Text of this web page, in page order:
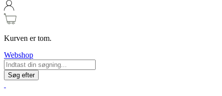
Kurven er tom.
Webshop
Søg efter